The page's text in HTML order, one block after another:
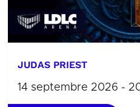
JUDAS PRIEST
14 septembre 2026 -